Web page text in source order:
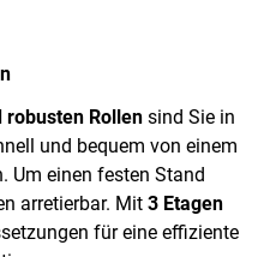
robusten Rollen sind Sie in
und bequem von einem
Um einen festen Stand
arretierbar. Mit 3 Etagen
für eine effiziente